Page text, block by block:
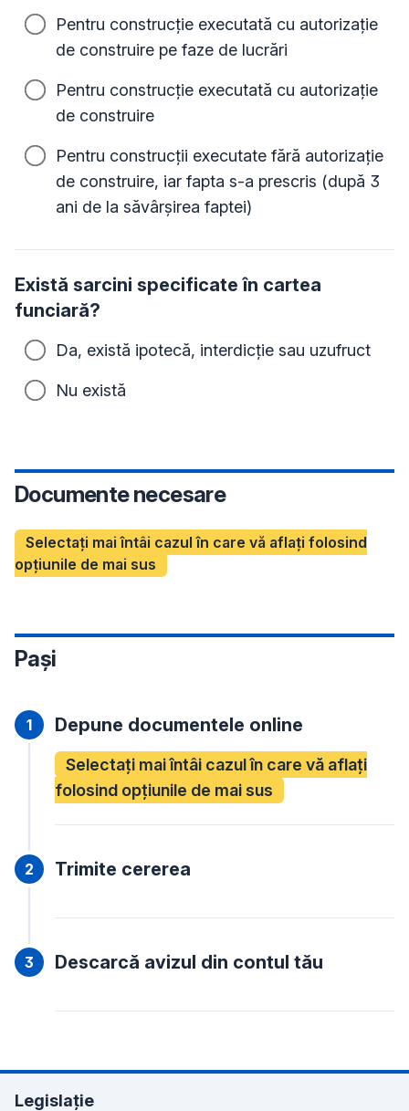
Pentru construcție executată cu autorizație
de construire pe faze de lucrări
Pentru construcție executată cu autorizație
de construire
Pentru construcții executate fără autorizație
de construire, iar fapta s-a prescris (după 3
ani de la săvârșirea faptei)
Există sarcini specificate în cartea
funciară?
Da, există ipotecă, interdicție sau uzufruct
Nu există
Documente necesare
Selectați mai întâi cazul în care vă aflați folosind
opțiunile de mai sus
Pași
Depune documentele online
Selectați mai întâi cazul în care vă aflați
folosind opțiunile de mai sus
Trimite cererea
Descarcă avizul din contul tău
Legislație